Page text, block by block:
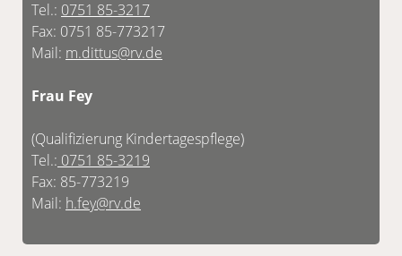
Tel.: 0751 85-3217
Fax: 0751 85-773217
Mail: m.dittus@rv.de
Frau Fey
(Qualifizierung Kindertagespflege)
Tel.: 0751 85-3219
Fax: 85-773219
Mail: h.fey@rv.de